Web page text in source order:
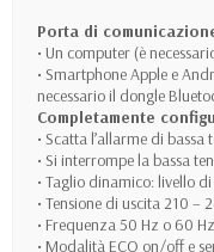
Porta di
• Un computer (è
• Smartphone Apple e
necessario il dongle
Completamente
• Scatta l’allarme di
• Si interrompe la bassa
• Taglio dinamico: livello
• Tensione di uscita 210 –
• Frequenza 50 Hz o 60
• Modalità ECO on/off e